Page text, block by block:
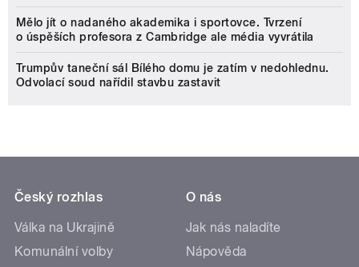
Mělo jít o nadaného akademika i sportovce. Tvrzení
o úspěších profesora z Cambridge ale média vyvrátila
Trumpův taneční sál Bílého domu je zatím v nedohlednu.
Odvolací soud nařídil stavbu zastavit
Český rozhlas
Válka na Ukrajině
Komunální volby
O nás
Jak nás naladíte
Nápověda